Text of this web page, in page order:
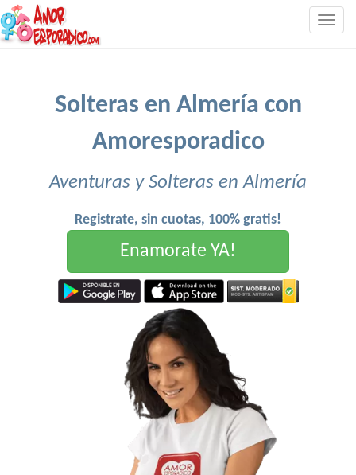
Solteras en Almería con
Amoresporadico
Aventuras y Solteras en Almería
Registrate, sin cuotas, 100% gratis!
Enamorate YA!